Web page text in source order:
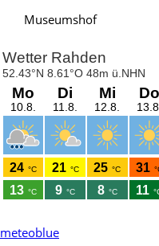
Museumshof
meteoblue